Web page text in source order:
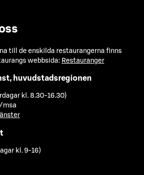
till de enskilda restaurangerna finns
webbsida: Restauranger
huvudstadsregionen
kl. 8.30-16.30)
msa
kl. 9-16)